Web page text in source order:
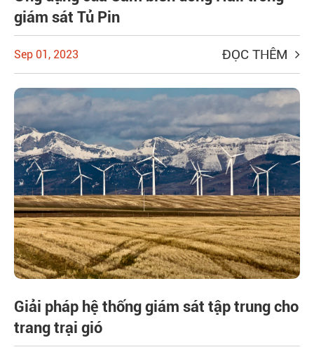
giám sát Tủ Pin
Sep 01, 2023 ĐỌC THÊM
Giải pháp hệ thống giám sát tập trung cho
trang trại gió